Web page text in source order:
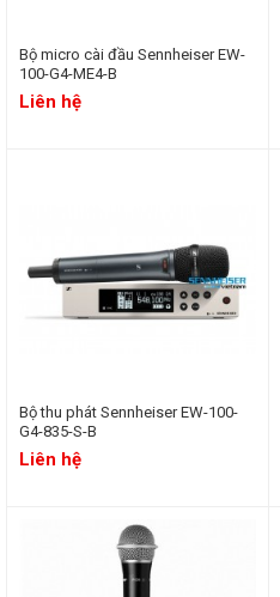
Bộ micro cài đầu Sennheiser EW-
100-G4-ME4-B
Liên hệ
Bộ thu phát Sennheiser EW-100-
G4-835-S-B
Liên hệ